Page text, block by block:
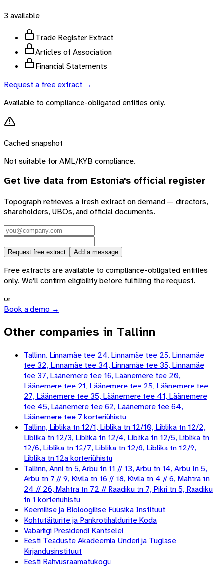
3 available
Trade Register Extract
Articles of Association
Financial Statements
Request a free extract →
Available to compliance-obligated entities only.
Cached snapshot
Not suitable for AML/KYB compliance.
Get live data from Estonia's official register
Topograph retrieves a fresh extract on demand — directors,
shareholders, UBOs, and official documents.
Request free extract Add a message
Free extracts are available to compliance-obligated entities
only. We'll confirm eligibility before fulfilling the request.
or
Book a demo →
Other companies in Tallinn
Tallinn, Linnamäe tee 24, Linnamäe tee 25, Linnamäe
tee 32, Linnamäe tee 34, Linnamäe tee 35, Linnamäe
tee 37, Läänemere tee 16, Läänemere tee 20,
Läänemere tee 21, Läänemere tee 25, Läänemere tee
27, Läänemere tee 35, Läänemere tee 41, Läänemere
tee 45, Läänemere tee 62, Läänemere tee 64,
Läänemere tee 7 korteriühistu
Tallinn, Liblika tn 12/1, Liblika tn 12/10, Liblika tn 12/2,
Liblika tn 12/3, Liblika tn 12/4, Liblika tn 12/5, Liblika tn
12/6, Liblika tn 12/7, Liblika tn 12/8, Liblika tn 12/9,
Liblika tn 12a korteriühistu
Tallinn, Anni tn 5, Arbu tn 11 // 13, Arbu tn 14, Arbu tn 5,
Arbu tn 7 // 9, Kivila tn 16 // 18, Kivila tn 4 // 6, Mahtra tn
24 // 26, Mahtra tn 72 // Raadiku tn 7, Pikri tn 5, Raadiku
tn 1 korteriühistu
Keemilise ja Bioloogilise Füüsika Instituut
Kohtutäiturite ja Pankrotihaldurite Koda
Vabariigi Presidendi Kantselei
Eesti Teaduste Akadeemia Underi ja Tuglase
Kirjandusinstituut
Eesti Rahvusraamatukogu